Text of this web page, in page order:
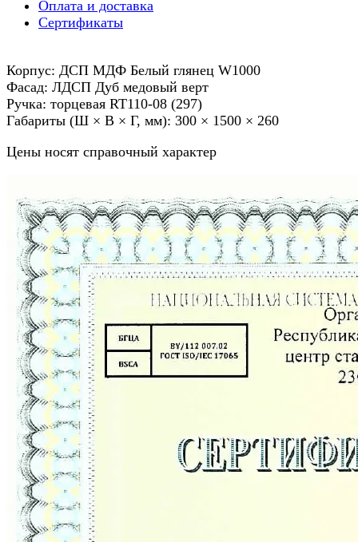
Оплата и доставка
Сертификаты
Корпус: ДСП МДФ Белый глянец W1000
Фасад: ЛДСП Дуб медовый верт
Ручка: торцевая RT110-08 (297)
Габариты (Ш × В × Г, мм): 300 × 1500 × 260
Цены носят справочный характер